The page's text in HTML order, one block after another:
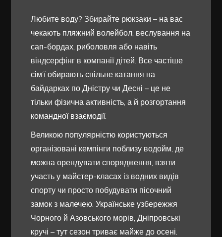
Любите воду? Збирайте рюкзаки – на вас
чекають пляжний волейбол, веслування на
сап-бордах, риболовля або навіть
віндсерфінг в компанії дітей. Все частіше
сім’ї обирають спільне катання на
байдарках по Дністру чи Десні – це не
тільки фізична активність, а й розгортання
командної взаємодії.
Великою популярністю користуються
організовані кемпінги поблизу водойм, де
можна орендувати спорядження, взяти
участь у майстер-класах із водних видів
спорту чи просто побудувати пісочний
замок з малечею. Українське узбережжя
Чорного й Азовського морів, Дніпровські
кручі – тут сезон триває майже до осені.